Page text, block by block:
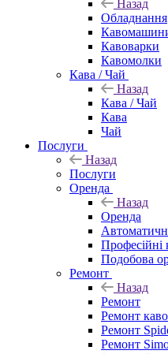
Назад
Обладнання
Кавоварки
Кавомолки
Кава / Чай
Назад
Кава / Чай
Кава
Чай
Послуги
Назад
Послуги
Оренда
Назад
Оренда
Подобова
Ремонт
Назад
Ремонт
Ремонт
Ремонт
Ремонт